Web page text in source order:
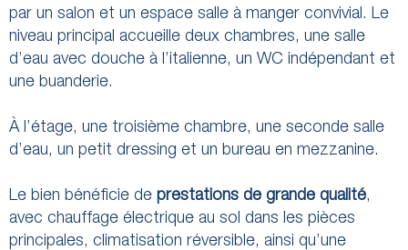
par un salon et un espace salle à manger convivial. Le
niveau principal accueille deux chambres, une salle
d’eau avec douche à l’italienne, un WC indépendant et
une buanderie.
À l’étage, une troisième chambre, une seconde salle
d’eau, un petit dressing et un bureau en mezzanine.
Le bien bénéficie de prestations de grande qualité,
avec chauffage électrique au sol dans les pièces
principales, climatisation réversible, ainsi qu’une